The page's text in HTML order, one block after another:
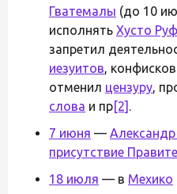
Гватемалы (до 10
исполнять Хусто
запретил
иезуитов,
отменил цензуру,
слова и пр[2] .
7 июня — Александр
присутствие
18 июля — в Мехико